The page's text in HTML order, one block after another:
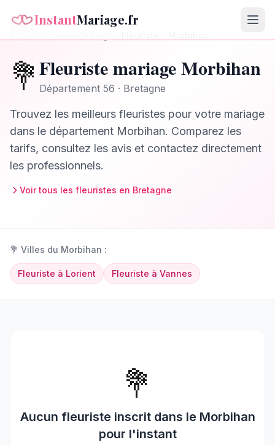
InstantMariage.fr
💐 FleuristemariageMorbihan
Département 56 · Bretagne
Trouvez les meilleurs fleuristes pour votre mariage
dans le département Morbihan. Comparez les
tarifs, consultez les avis et contactez directement
les professionnels.
Voir tous les fleuristes en Bretagne
💐 Villes du Morbihan :
Fleuriste à Lorient Fleuriste à Vannes
💐
Aucun fleuriste inscrit dans le Morbihan
pour l'instant